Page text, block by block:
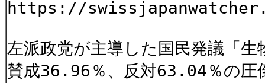
https://
左派政党が主導した国民発議「
賛成36.96％、反対63.04％の圧